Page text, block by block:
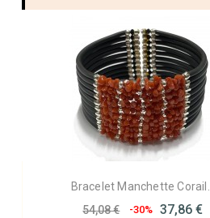
Bracelet Manchette Corail...
54,08 €
-30% 37,86 €